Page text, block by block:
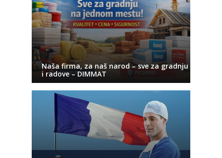
Naša firma, za naš narod – sve za gradnju
i radove – DIMMAT